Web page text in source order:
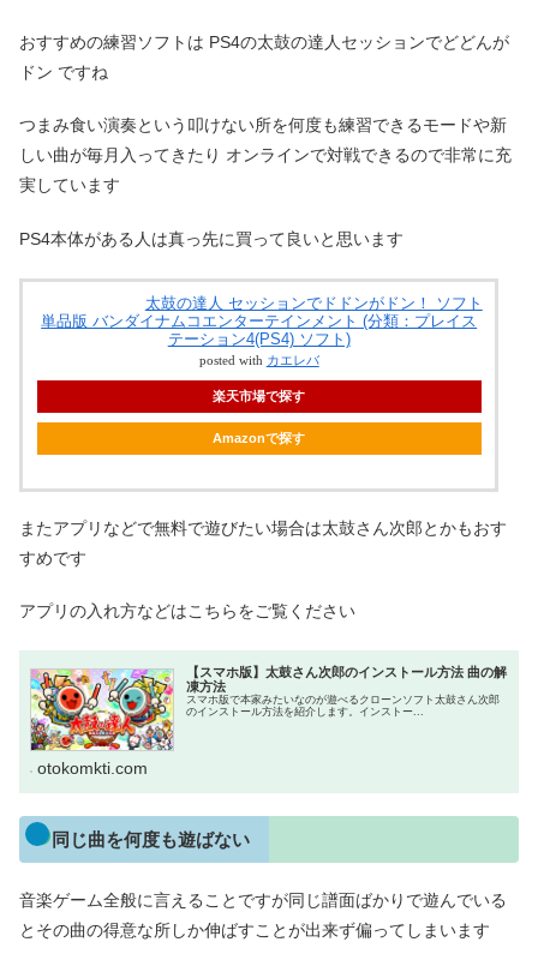
おすすめの練習ソフトは PS4の太鼓の達人セッションでどどんが
ドン ですね
つまみ食い演奏という叩けない所を何度も練習できるモードや新
しい曲が毎月入ってきたり オンラインで対戦できるので非常に充
実しています
PS4本体がある人は真っ先に買って良いと思います
太鼓の達人 セッションでドドンがドン！ ソフト
単品版 バンダイナムコエンターテインメント (分類：プレイス
テーション4(PS4) ソフト)
posted with カエレバ
楽天市場で探す
Amazonで探す
またアプリなどで無料で遊びたい場合は太鼓さん次郎とかもおす
すめです
アプリの入れ方などはこちらをご覧ください
【スマホ版】太鼓さん次郎のインストール方法 曲の解
凍方法
スマホ版で本家みたいなのが遊べるクローンソフト太鼓さん次郎
のインストール方法を紹介します。インストー...
otokomkti.com
同じ曲を何度も遊ばない
音楽ゲーム全般に言えることですが同じ譜面ばかりで遊んでいる
とその曲の得意な所しか伸ばすことが出来ず偏ってしまいます